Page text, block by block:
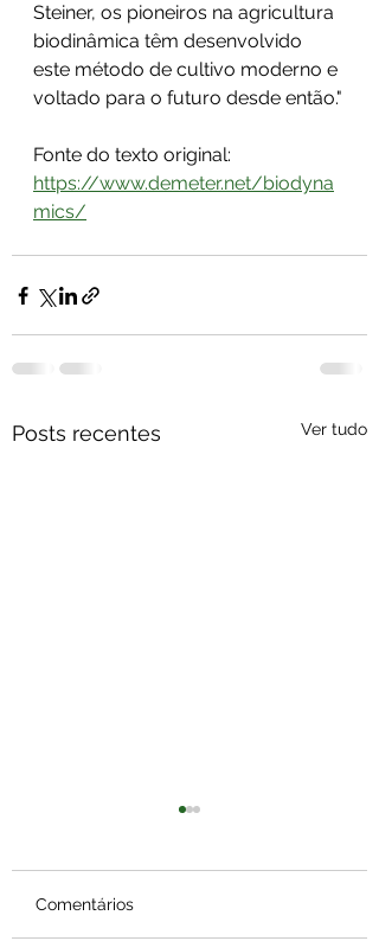
Steiner, os pioneiros na agricultura
biodinâmica têm desenvolvido
este método de cultivo moderno e
voltado para o futuro desde então."
Fonte do texto original:
https://www.demeter.net/biodyna
mics/
Posts recentes Ver tudo
Comentários